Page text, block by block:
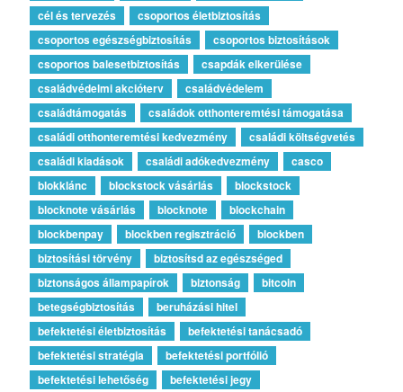
cél és tervezés
csoportos életbiztosítás
csoportos egészségbiztosítás
csoportos biztosítások
csoportos balesetbiztosítás
csapdák elkerülése
családvédelmi akcióterv
családvédelem
családtámogatás
családok otthonteremtési támogatása
családi otthonteremtési kedvezmény
családi költségvetés
családi kiadások
családi adókedvezmény
casco
blokklánc
blockstock vásárlás
blockstock
blocknote vásárlás
blocknote
blockchain
blockbenpay
blockben regisztráció
blockben
biztosítási törvény
biztosítsd az egészséged
biztonságos állampapírok
biztonság
bitcoin
betegségbiztosítás
beruházási hitel
befektetési életbiztosítás
befektetési tanácsadó
befektetési stratégia
befektetési portfólió
befektetési lehetőség
befektetési jegy